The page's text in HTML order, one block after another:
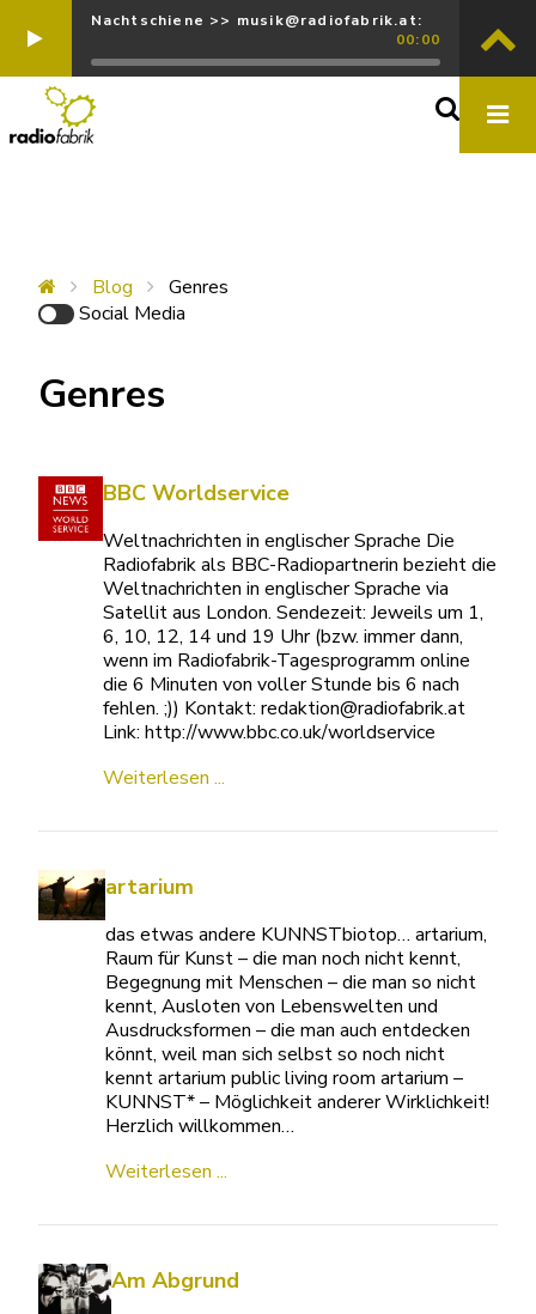
Nachtschiene >> musik@radiofabrik.at:
00:00
Blog
Genres
Social Media
Genres
BBC Worldservice
Weltnachrichten in englischer Sprache Die
Radiofabrik als BBC-Radiopartnerin bezieht die
Weltnachrichten in englischer Sprache via
Satellit aus London. Sendezeit: Jeweils um 1,
6, 10, 12, 14 und 19 Uhr (bzw. immer dann,
wenn im Radiofabrik-Tagesprogramm online
die 6 Minuten von voller Stunde bis 6 nach
fehlen. ;)) Kontakt: redaktion@radiofabrik.at
Link: http://www.bbc.co.uk/worldservice
Weiterlesen ...
artarium
das etwas andere KUNNSTbiotop… artarium,
Raum für Kunst – die man noch nicht kennt,
Begegnung mit Menschen – die man so nicht
kennt, Ausloten von Lebenswelten und
Ausdrucksformen – die man auch entdecken
könnt, weil man sich selbst so noch nicht
kennt artarium public living room artarium –
KUNNST* – Möglichkeit anderer Wirklichkeit!
Herzlich willkommen…
Weiterlesen ...
Am Abgrund